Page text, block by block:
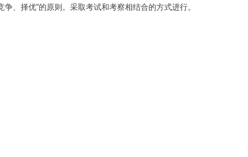
、择优”的原则。采取考试和考察相结合的方式进行。